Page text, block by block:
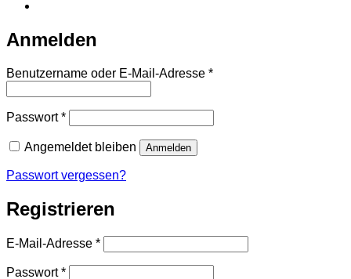
Anmelden
Benutzername oder E-Mail-Adresse *Erforderlich
Passwort*Erforderlich
Angemeldet bleiben Anmelden
Passwort vergessen?
Registrieren
E-Mail-Adresse *Erforderlich
Passwort*Erforderlich